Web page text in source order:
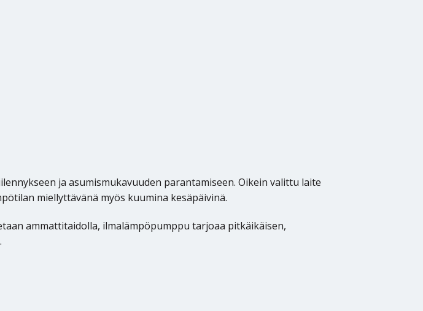
ja asumismukavuuden parantamiseen. Oikein valittu laite
miellyttävänä myös kuumina kesäpäivinä.
ammattitaidolla, ilmalämpöpumppu tarjoaa pitkäikäisen,